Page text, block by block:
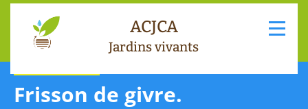
ACJCA
Jardins vivants
Frisson de givre.